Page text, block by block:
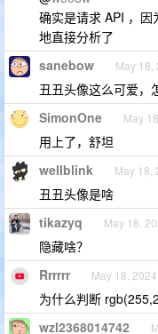
确实是请求 API ，
地直接分析了
sanebow May 18,
丑丑头像这么可爱，
SimonOne May
用上了，舒坦
wellblink May 18,
丑丑头像是啥
tikazyq May 18,
隐藏啥？
Rrrrrr May 18, 2024
为什么判断
wzl2368014742